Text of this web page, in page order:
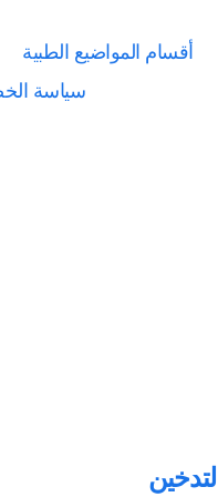
أقسام المواضيع الطبية
سياسة